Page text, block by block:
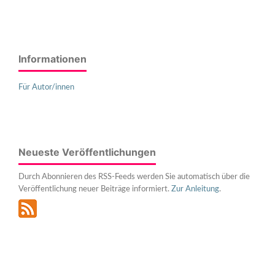
Informationen
Für Autor/innen
Neueste Veröffentlichungen
Durch Abonnieren des RSS-Feeds werden Sie automatisch über die
Veröffentlichung neuer Beiträge informiert. Zur Anleitung.